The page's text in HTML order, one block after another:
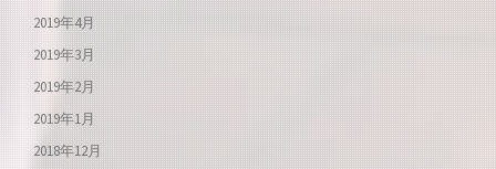
2019年4月
2019年3月
2019年2月
2019年1月
2018年12月